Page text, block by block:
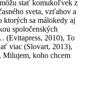
stať komukoľvek z
sveta, vzťahov a
ktorých sa málokedy aj
spoločenských
(Evitapress, 2010), To
viac (Slovart, 2013),
Milujem, koho chcem